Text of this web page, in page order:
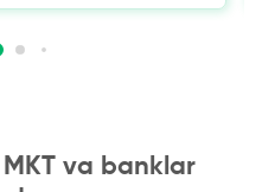
va banklar